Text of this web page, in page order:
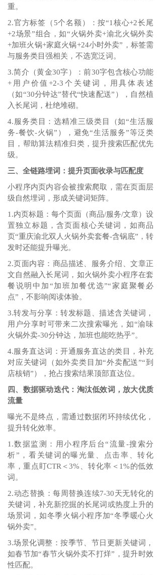
重。
2.官方标签（5个名额）：按“1核心+2长尾
+2场景”组合，如“火锅外卖+渝北火锅外卖
+加班火锅+家庭火锅+24小时外卖”，标签需
与服务类目强相关，不选宽泛词。
3.简介（黄金30字）：前30字包含核心功能
+用户价值+2-3个关键词，用具体表述
（如“30分钟达”替代“快速配送”），自然植
入长尾词，杜绝堆砌。
4.服务类目：选精准三级类目（如“生活服
务-餐饮-火锅”），避免“生活服务”等泛类
目，帮助算法精准归类，提升搜索匹配优先
级。
三、全链路埋词：提升页面收录与匹配度
小程序内页内容会被搜索爬取，需在页面层
级自然埋词，形成关键词矩阵。
1.内页标题：每个页面（商品/服务/文章）设
置独立标题，含页面核心关键词，如商品
页“重庆渝北双人火锅外卖套餐-含锅底”，转
发时还能提升曝光。
2.页面内容：商品描述、服务介绍、文章正
文自然融入长尾词，如火锅外卖小程序在套
餐说明中加“加班加餐优选”“家庭聚餐必
点”，不影响阅读体验。
3.转发与分享：转发标题、描述含关键词，
用户分享时可带来二次搜索曝光，如“渝味
火锅外卖-30分钟达，加班也能吃热乎”。
4.服务直达词：开通服务直达的类目，补充
对应关键词（如外卖类目加“外卖配送”“到
店核销”），抢占搜索结果顶部直达位。
四、数据驱动迭代：淘汰低效词，放大优质
流量
曝光不是终点，需通过数据闭环持续优化，
提升转化效率。
1.数据监测：用小程序后台“流量-搜索分
析”，看关键词的曝光量、点击率、转化
率，重点盯CTR＜3%、转化率＜1%的低效
词。
2.动态替换：每周替换连续7-30天无转化的
关键词，补充新挖掘的长尾词或热度上升的
场景词，如冬季火锅小程序加“冬季暖心火
锅外卖”。
3.场景化调整：按季节、节日更新关键词，
如春节加“春节火锅外卖不打烊”，提升时效
性匹配。